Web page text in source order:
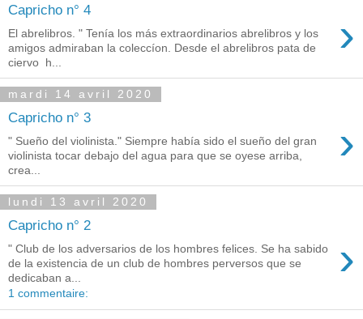
Capricho n° 4 ›
El abrelibros. " Tenía los más extraordinarios abrelibros y los
amigos admiraban la coleccíon. Desde el abrelibros pata de
ciervo h...
mardi 14 avril 2020
Capricho n° 3 ›
" Sueño del violinista." Siempre había sido el sueño del gran
violinista tocar debajo del agua para que se oyese arriba,
crea...
lundi 13 avril 2020
Capricho n° 2
›
" Club de los adversarios de los hombres felices. Se ha sabido
de la existencia de un club de hombres perversos que se
dedicaban a...
1 commentaire: